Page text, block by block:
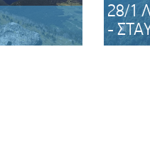
28/1
-